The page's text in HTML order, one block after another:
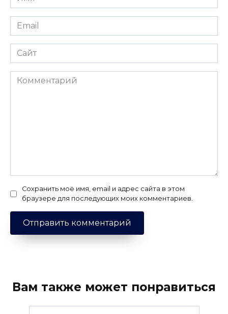
*
Email
*
Сайт
Комментарий
Сохранить моё имя, email и адрес сайта в этом
браузере для последующих моих комментариев.
Вам также может понравиться